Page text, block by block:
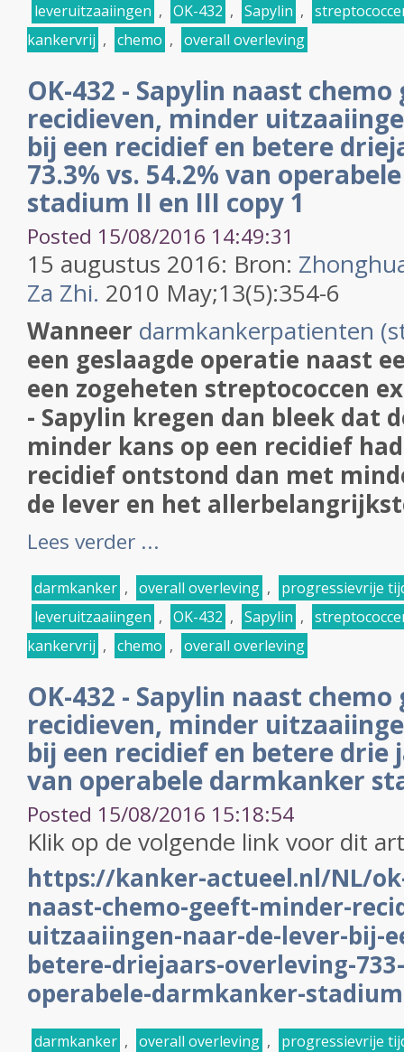
leveruitzaaiingen , OK-432 , Sapylin ,
kankervrij , chemo , overall overleving
OK-432 - Sapylin naast
recidieven, minder
bij een recidief en betere
73.3% vs. 54.2% van
stadium II en III copy 1
Posted 15/08/2016 14:49:31
15 augustus 2016: Bron:
Za Zhi. 2010 May;13(5):354-6
Wanneer darmkankerpatienten
een geslaagde operatie naast
een zogeheten streptococcen
- Sapylin kregen dan bleek dat
minder kans op een recidief
recidief ontstond dan met
de lever en het
Lees verder ...
darmkanker , overall overleving ,
progressievrije
leveruitzaaiingen , OK-432 , Sapylin ,
kankervrij , chemo , overall overleving
OK-432 - Sapylin naast
recidieven, minder
bij een recidief en betere drie
van operabele darmkanker
Posted 15/08/2016 15:18:54
Klik op de volgende link voor dit
https://kanker-actueel.nl/NL/
naast-chemo-geeft-minder-
uitzaaiingen-naar-de-lever-bij-
betere-driejaars-overleving-
operabele-darmkanker-
darmkanker , overall overleving ,
progressievrije